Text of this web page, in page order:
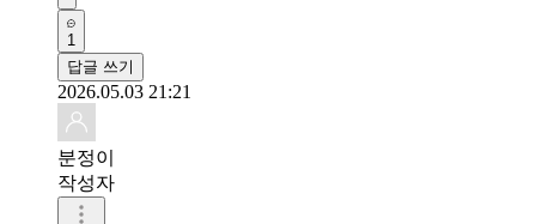
1
답글 쓰기
2026.05.03 21:21
분정이
작성자